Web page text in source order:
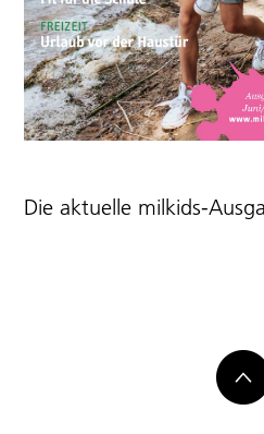
Die aktuelle milkids-